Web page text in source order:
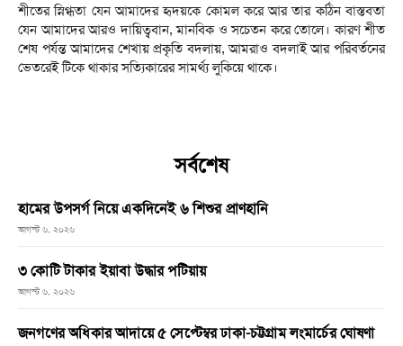
শীতের স্নিগ্ধতা যেন আমাদের হৃদয়কে কোমল করে আর তার কঠিন বাস্তবতা
যেন আমাদের আরও দায়িত্ববান, মানবিক ও সচেতন করে তোলে। কারণ শীত
শেষ পর্যন্ত আমাদের শেখায় প্রকৃতি বদলায়, আমরাও বদলাই আর পরিবর্তনের
ভেতরেই টিকে থাকার সত্যিকারের সামর্থ্য লুকিয়ে থাকে।
সর্বশেষ
হামের উপসর্গ নিয়ে একদিনেই ৬ শিশুর প্রাণহানি
আগস্ট ৬, ২০২৬
৩ কোটি টাকার ইয়াবা উদ্ধার পটিয়ায়
আগস্ট ৬, ২০২৬
জনগণের অধিকার আদায়ে ৫ সেপ্টেম্বর ঢাকা-চট্টগ্রাম লংমার্চের ঘোষণা